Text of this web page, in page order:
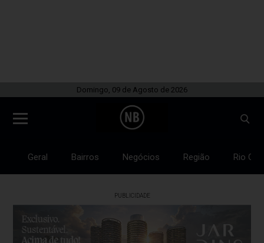
Domingo, 09 de Agosto de 2026
Geral Bairros Negócios Região Rio
PUBLICIDADE